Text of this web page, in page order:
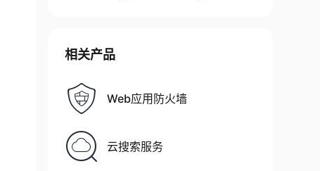
相关产品
Web应用防火墙
云搜索服务